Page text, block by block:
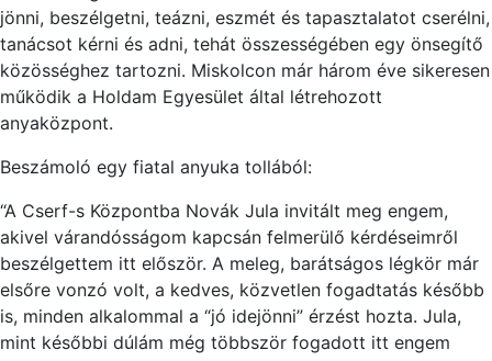
jönni, beszélgetni, teázni, eszmét és tapasztalatot cserélni,
tanácsot kérni és adni, tehát összességében egy önsegítő
közösséghez tartozni. Miskolcon már három éve sikeresen
működik a Holdam Egyesület által létrehozott
anyaközpont.
Beszámoló egy fiatal anyuka tollából:
“A Cserf-s Központba Novák Jula invitált meg engem,
akivel várandósságom kapcsán felmerülő kérdéseimről
beszélgettem itt először. A meleg, barátságos légkör már
elsőre vonzó volt, a kedves, közvetlen fogadtatás később
is, minden alkalommal a “jó idejönni” érzést hozta. Jula,
mint későbbi dúlám még többször fogadott itt engem